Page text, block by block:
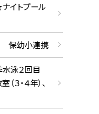
イトプール
保幼小連携
泳２回目
（３・４年）、